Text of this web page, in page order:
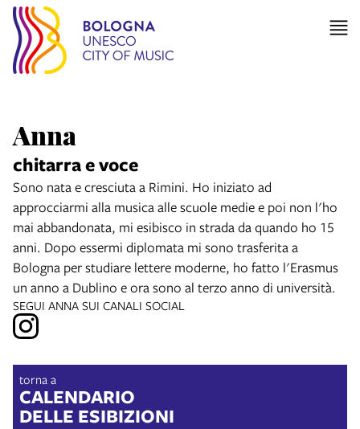
Anna
chitarra e voce
Sono nata e cresciuta a Rimini. Ho iniziato ad
approcciarmi alla musica alle scuole medie e poi non l'ho
mai abbandonata, mi esibisco in strada da quando ho 15
anni. Dopo essermi diplomata mi sono trasferita a
Bologna per studiare lettere moderne, ho fatto l'Erasmus
un anno a Dublino e ora sono al terzo anno di università.
SEGUI ANNA SUI CANALI SOCIAL
torna a
CALENDARIO
DELLE ESIBIZIONI